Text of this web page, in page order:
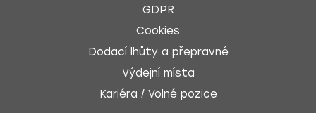
GDPR
Cookies
Dodací lhůty a přepravné
Výdejní místa
Kariéra / Volné pozice